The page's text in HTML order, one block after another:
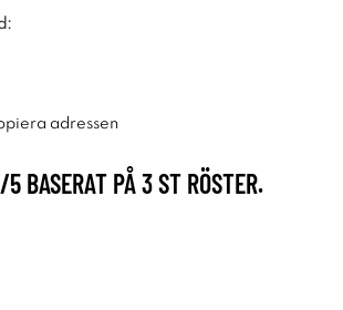
adressen
/5 BASERAT PÅ3ST RÖSTER.